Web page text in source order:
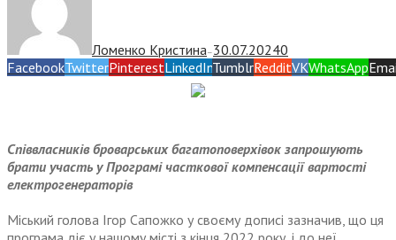
Ломенко Кристина— 30.07.20240
FacebookTwitterPinterestLinkedInTumblrRedditVKWhatsApp
Співвласників броварських багатоповерхівок запрошують
брати участь у Програмі часткової компенсації вартості
електрогенераторів
Міський голова Ігор Сапожко у своєму дописі зазначив, що ця